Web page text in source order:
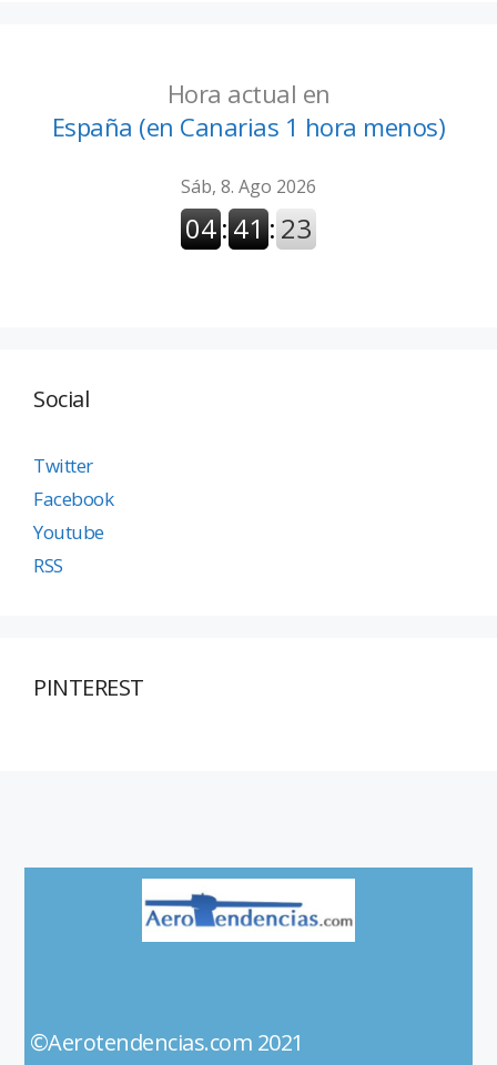
Hora actual en
España (en Canarias 1 hora menos)
Social
Twitter
Facebook
Youtube
RSS
PINTEREST
©Aerotendencias.com 2021